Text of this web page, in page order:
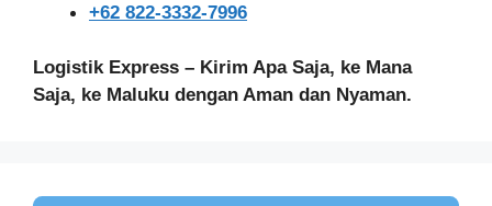
+62 822-3332-7996
Logistik Express – Kirim Apa Saja, ke Mana
Saja, ke Maluku dengan Aman dan Nyaman.